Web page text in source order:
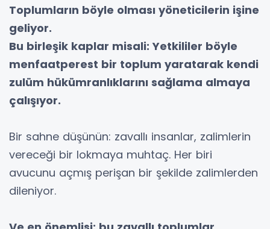
Toplumların böyle olması yöneticilerin işine
geliyor.
Bu birleşik kaplar misali: Yetkililer böyle
menfaatperest bir toplum yaratarak kendi
zulüm hükümranlıklarını sağlama almaya
çalışıyor.
Bir sahne düşünün: zavallı insanlar, zalimlerin
vereceği bir lokmaya muhtaç. Her biri
avucunu açmış perişan bir şekilde zalimlerden
dileniyor.